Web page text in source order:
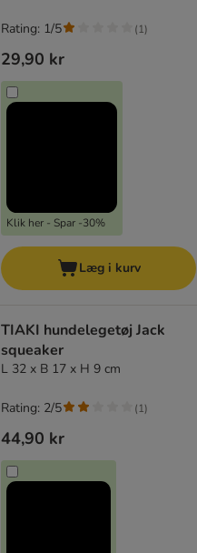
29,90 kr
Klik her - Spar -30%
Rating: 1/5 (1)
Læg i kurv
TIAKI hundelegetøj Jack
squeaker
L 32 x B 17 x H 9 cm
44,90 kr
Rating: 2/5 (1)